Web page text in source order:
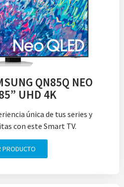
QN85Q NEO
UHD 4K
única de tus series y
con este Smart TV.
PRODUCTO